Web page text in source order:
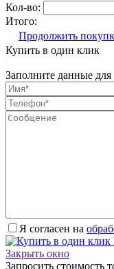
Кол-во:
Итого:
Продолжить
Купить в один клик
Заполните данные для
Я согласен на
Закрыть окно
Запросить стоимость